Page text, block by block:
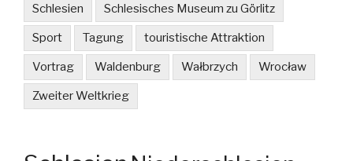
Schlesien Schlesisches Museum zu Görlitz
Sport Tagung touristische Attraktion
Vortrag Waldenburg Wałbrzych Wrocław
Zweiter Weltkrieg